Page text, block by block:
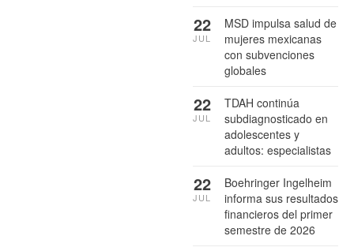
MSD impulsa salud de
mujeres mexicanas
con subvenciones
globales
22
JUL
TDAH continúa
subdiagnosticado en
adolescentes y
adultos: especialistas
22
JUL
Boehringer Ingelheim
informa sus resultados
financieros del primer
semestre de 2026
22
JUL